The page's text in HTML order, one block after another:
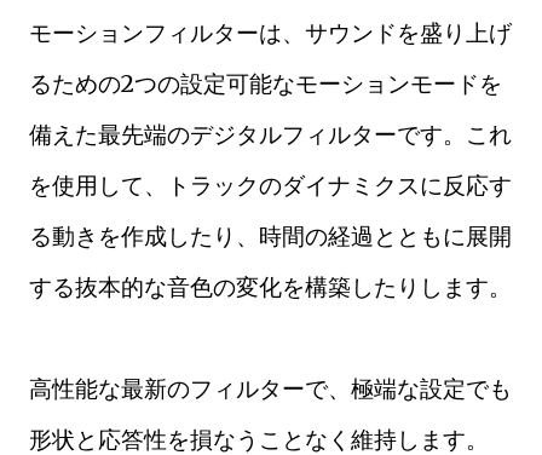
モーションフィルターは、サウンドを盛り上げ
るための2つの設定可能なモーションモードを
備えた最先端のデジタルフィルターです。これ
を使用して、トラックのダイナミクスに反応す
る動きを作成したり、時間の経過とともに展開
する抜本的な音色の変化を構築したりします。
高性能な最新のフィルターで、極端な設定でも
形状と応答性を損なうことなく維持します。